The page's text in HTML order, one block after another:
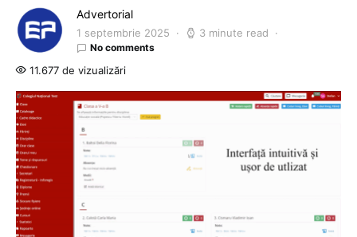
Advertorial
1 septembrie 2025 3 minute read
No comments
11.677 de vizualizări